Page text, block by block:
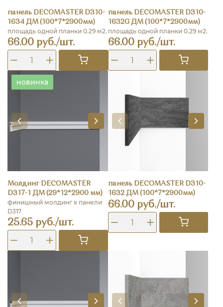
панель DECOMASTER D310-
1634 ДМ (100*7*2900мм)
площадь одной планки 0.29 м2.
66.00 руб./шт.
панель DECOMASTER D310-
1632G ДМ (100*7*2900мм)
площадь одной планки 0.29 м2.
66.00 руб./шт.
новинка
Молдинг DECOMASTER
D317-1 ДМ (29*12*2900 мм)
финишный молдинг к панели
D317
25.65 руб./шт.
панель DECOMASTER D310-
1632 ДМ (100*7*2900мм)
66.00 руб./шт.